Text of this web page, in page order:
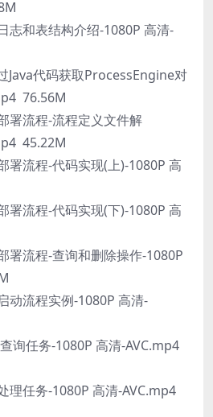
志和表结构介绍-1080P 高清-
Java代码获取ProcessEngine对
76.56M
署流程-流程定义文件解
45.22M
署流程-代码实现(上)-1080P 高
署流程-代码实现(下)-1080P 高
署流程-查询和删除操作-1080P
动流程实例-1080P 高清-
询任务-1080P 高清-AVC.mp4
理任务-1080P 高清-AVC.mp4